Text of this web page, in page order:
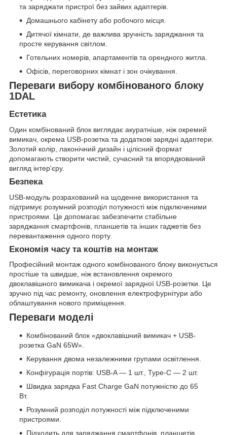
та заряджати пристрої без зайвих адаптерів.
Домашнього кабінету або робочого місця.
Дитячої кімнати, де важлива зручність заряджання та
просте керування світлом.
Готельних номерів, апартаментів та орендного житла.
Офісів, переговорних кімнат і зон очікування.
Переваги вибору комбінованого блоку
1DAL
Естетика
Один комбінований блок виглядає акуратніше, ніж окремий
вимикач, окрема USB-розетка та додаткові зарядні адаптери.
Золотий колір, лаконічний дизайн і цілісний формат
допомагають створити чистий, сучасний та впорядкований
вигляд інтер'єру.
Безпека
USB-модуль розрахований на щоденне використання та
підтримує розумний розподіл потужності між підключеними
пристроями. Це допомагає забезпечити стабільне
заряджання смартфонів, планшетів та інших гаджетів без
перевантаження одного порту.
Економія часу та коштів на монтаж
Професійний монтаж одного комбінованого блоку виконується
простіше та швидше, ніж встановлення окремого
двоклавішного вимикача і окремої зарядної USB-розетки. Це
зручно під час ремонту, оновлення електрофурнітури або
облаштування нового приміщення.
Переваги моделі
Комбінований блок «двоклавішний вимикач + USB-
розетка GaN 65W».
Керування двома незалежними групами освітлення.
Конфігурація портів: USB-A — 1 шт., Type-C — 2 шт.
Швидка зарядка Fast Charge GaN потужністю до 65
Вт.
Розумний розподіл потужності між підключеними
пристроями.
Підходить для заряджання смартфонів, планшетів,